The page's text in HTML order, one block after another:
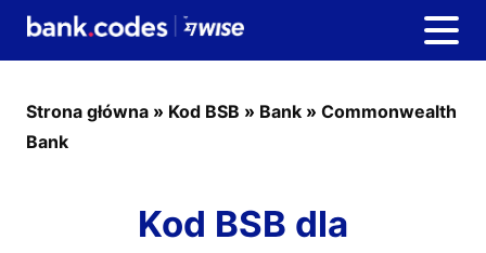
Strona główna » Kod BSB » Bank » Commonwealth
Bank
Kod BSB dla